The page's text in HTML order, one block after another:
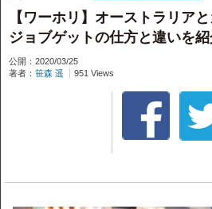
【ワーホリ】オーストラリア
ジョブゲットの仕方と違いを紹
公開：2020/03/25
著者： 笹森 遥 951 Views